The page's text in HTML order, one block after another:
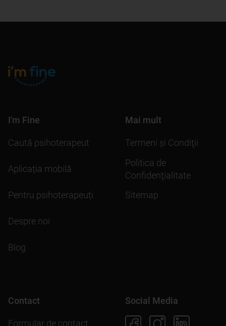
I'm Fine
Caută psihoterapeut
Aplicația mobilă
Pentru psihoterapeuți
Despre noi
Blog
Mai mult
Termeni şi Condiţii
Politica de
Confidenţialitate
Sitemap
Contact
Formular de contact
Social Media